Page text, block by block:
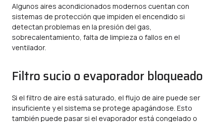
Algunos aires acondicionados modernos cuentan con
sistemas de protección que impiden el encendido si
detectan problemas en la presión del gas,
sobrecalentamiento, falta de limpieza o fallos en el
ventilador.
Filtro sucio o evaporador bloqueado
Si el filtro de aire está saturado, el flujo de aire puede ser
insuficiente y el sistema se protege apagándose. Esto
también puede pasar si el evaporador está congelado o